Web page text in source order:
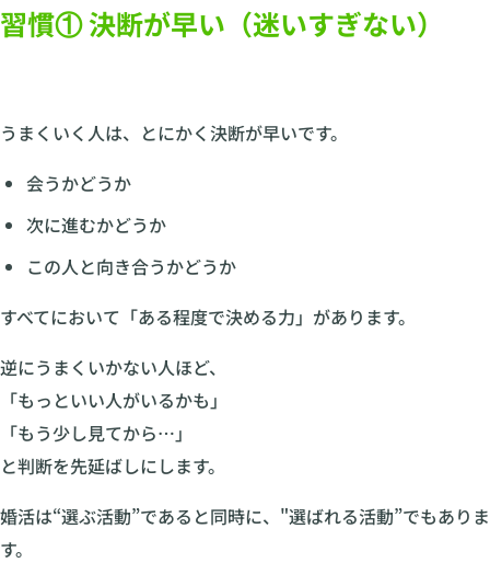
習慣① 決断が早い（迷いすぎない）
うまくいく人は、とにかく決断が早いです。
会うかどうか
次に進むかどうか
この人と向き合うかどうか
すべてにおいて「ある程度で決める力」があります。
逆にうまくいかない人ほど、
「もっといい人がいるかも」
「もう少し見てから…」
と判断を先延ばしにします。
婚活は“選ぶ活動”であると同時に、"選ばれる活動”でもありま
す。